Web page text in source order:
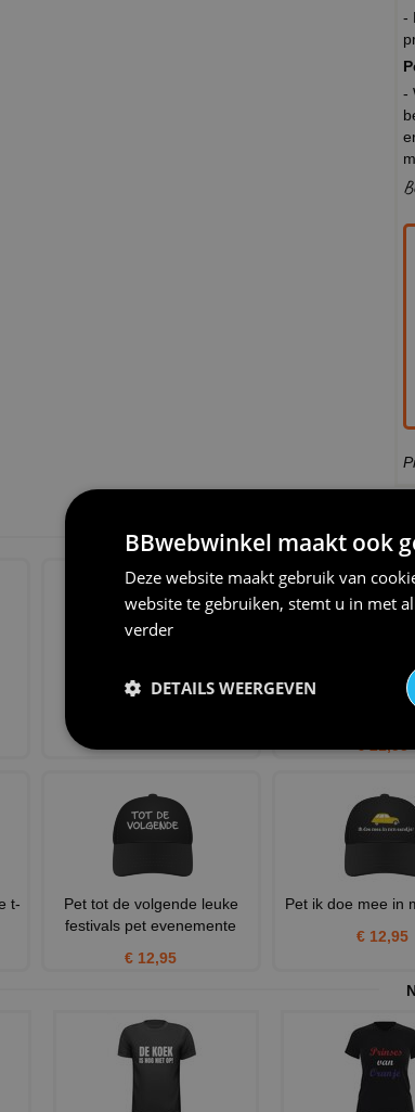
-
-
Cap walking bitch pet
Leuk Shirt
vierdaagse
€ 21,95
t-
Pet tot de volgende leuke
festivals pet evenemente
€ 12,95
Pet ik doe mee in
€ 12,95
BBwebwinkel maakt ook
Deze website maakt gebruik van
website te gebruiken, stemt u in met
verder
DETAILS WEERGEVEN